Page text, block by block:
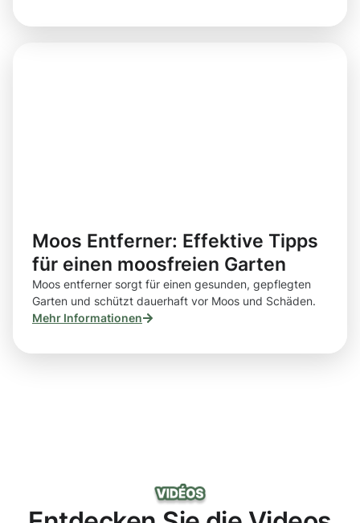
Moos Entferner: Effektive Tipps
für einen moosfreien Garten
Moos entferner sorgt für einen gesunden, gepflegten
Garten und schützt dauerhaft vor Moos und Schäden.
Mehr Informationen